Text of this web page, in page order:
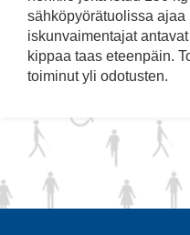
sähköpyörätuolissa
iskunvaimentajat
kippaa taas eteenpäin.
toiminut yli odotusten.